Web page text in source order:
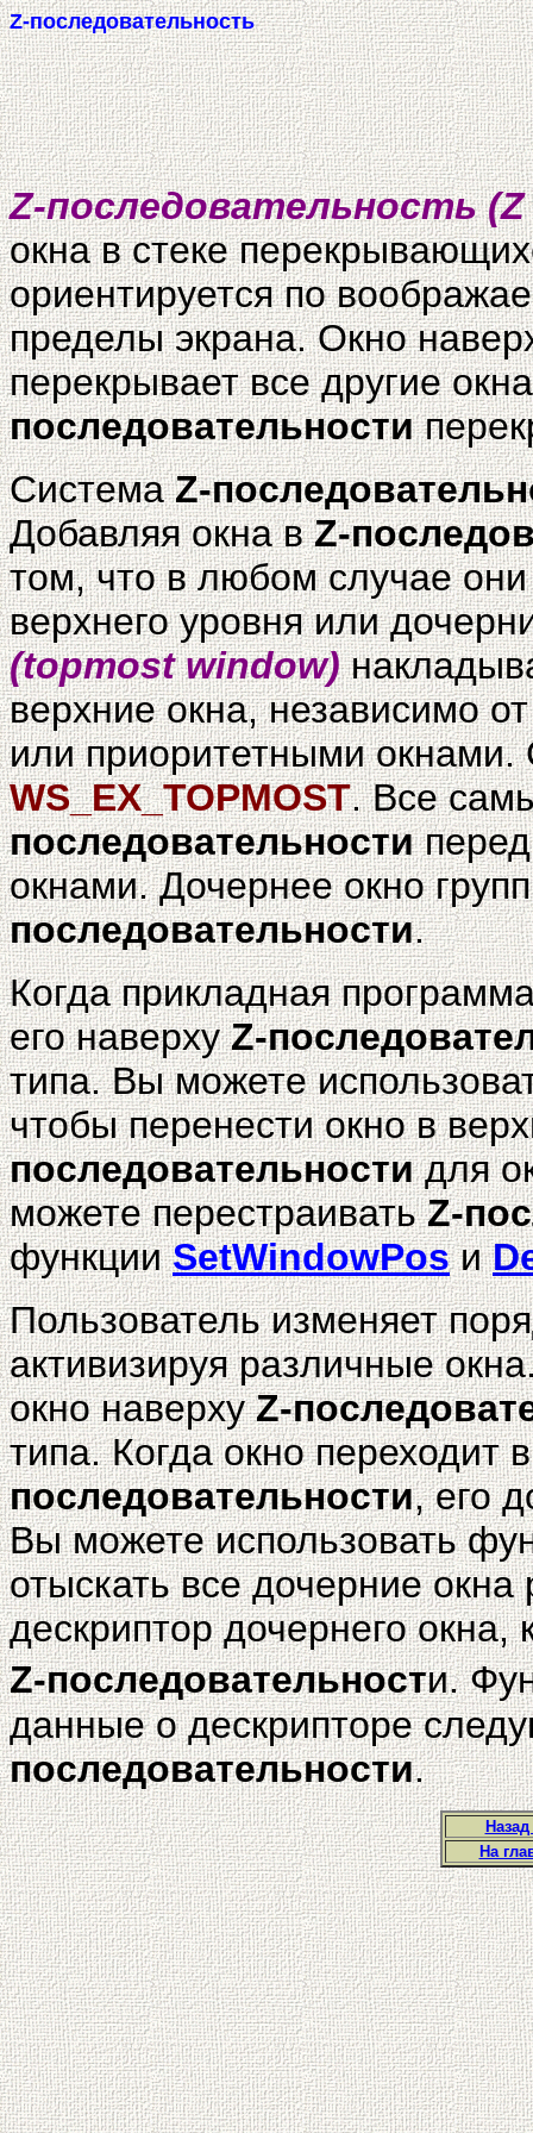
Z-последовательность
Z-последовательность (Z
окна в стеке
ориентируется по
пределы экрана. Окно
перекрывает все другие
последовательности
СистемаZ-
Добавляя окна вZ-
том, что в любом случае
верхнего уровня или
(topmost window)
верхние окна, независимо
или приоритетными окнами.
WS_EX_TOPMOST. Все
последовательности
окнами. Дочернее окно
последовательности.
Когда прикладная
его наверхуZ-
типа. Вы можете
чтобы перенести окно в
последовательностидля
можете перестраиватьZ-
функцииSetWindowPosи
Пользователь изменяет
активизируя различные
окно наверхуZ-
типа. Когда окно переходит
последовательности, его
Вы можете использовать
отыскать все дочерние окна
дескриптор дочернего
Z-последовательности.
данные о дескрипторе
последовательности.
На